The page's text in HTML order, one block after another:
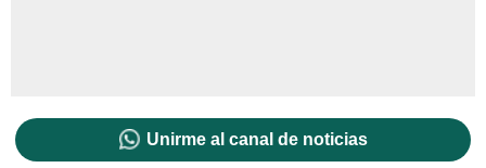
Unirme al canal de noticias